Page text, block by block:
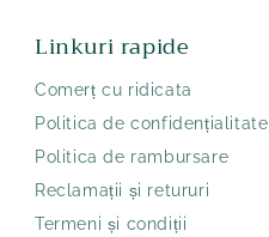
Linkuri rapide
Comerț cu ridicata
Politica de confidențialitate
Politica de rambursare
Reclamații și retururi
Termeni și condiții